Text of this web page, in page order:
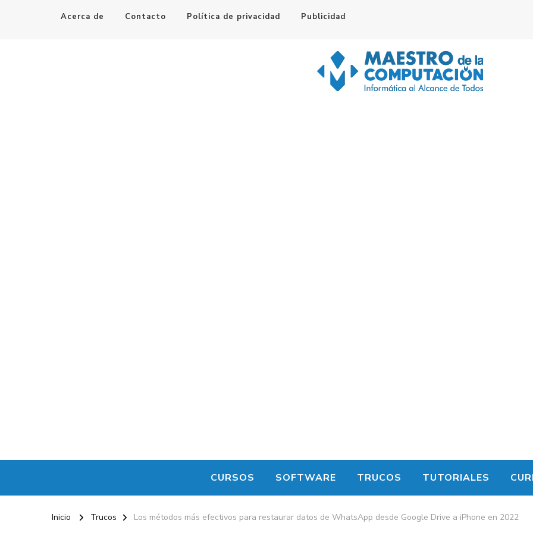
Acerca de Contacto Política de privacidad Publicidad
CURSOS SOFTWARE TRUCOS TUTORIALES
Inicio Trucos Los métodos más efectivos para restaurar datos de WhatsApp desde Google Drive a iPhone en 2022